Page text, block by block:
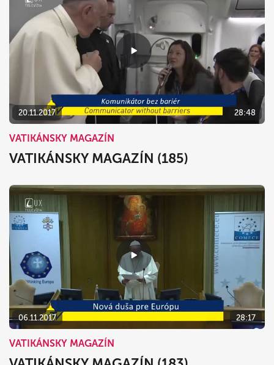
20.11.2017 28:48
VATIKÁNSKY MAGAZÍN
VATIKÁNSKY MAGAZÍN (185)
06.11.2017 28:17
VATIKÁNSKY MAGAZÍN